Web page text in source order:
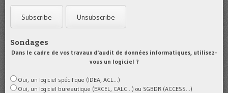
Sondages
Dans le cadre de vos travaux d'audit de données informatiques, utilisez-
vous un logiciel ?
Oui, un logiciel spécifique (IDEA, ACL...)
Oui, un logiciel bureautique (EXCEL, CALC...) ou SGBDR (ACCESS...)